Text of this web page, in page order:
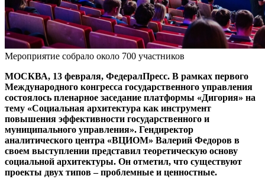
Мероприятие собрало около 700 участников
МОСКВА, 13 февраля, ФедералПресс. В рамках первого
Международного конгресса государственного управления
состоялось пленарное заседание платформы «Дигория» на
тему «Социальная архитектура как инструмент
повышения эффективности государственного и
муниципального управления». Гендиректор
аналитического центра «ВЦИОМ» Валерий Федоров в
своем выступлении представил теоретическую основу
социальной архитектуры. Он отметил, что существуют
проекты двух типов – проблемные и ценностные.